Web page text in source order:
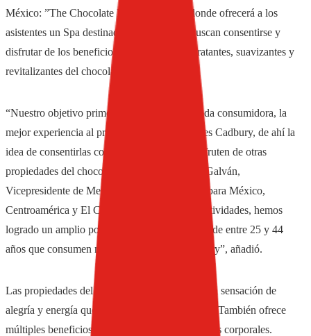
México: ”The Chocolate Experience”, en donde ofrecerá a los
asistentes un Spa destinado a mujeres que buscan consentirse y
disfrutar de los beneficios antioxidantes, hidratantes, suavizantes y
revitalizantes del chocolate.
“Nuestro objetivo primordial es ofrecerle a cada consumidora, la
mejor experiencia al probar nuestros chocolates Cadbury, de ahí la
idea de consentirlas con un Spa, en donde disfruten de otras
propiedades del chocolate”, señaló Edmundo Galván,
Vicepresidente de Mercadotecnia de Cadbury para México,
Centroamérica y El Caribe. “Gracias a estas actividades, hemos
logrado un amplio posicionamiento en mujeres de entre 25 y 44
años que consumen nuestros chocolates Cadbury”, añadió.
Las propiedades del chocolate van más allá de la sensación de
alegría y energía que provocan sus ingredientes. También ofrece
múltiples beneficios al utilizarse para tratamientos corporales.